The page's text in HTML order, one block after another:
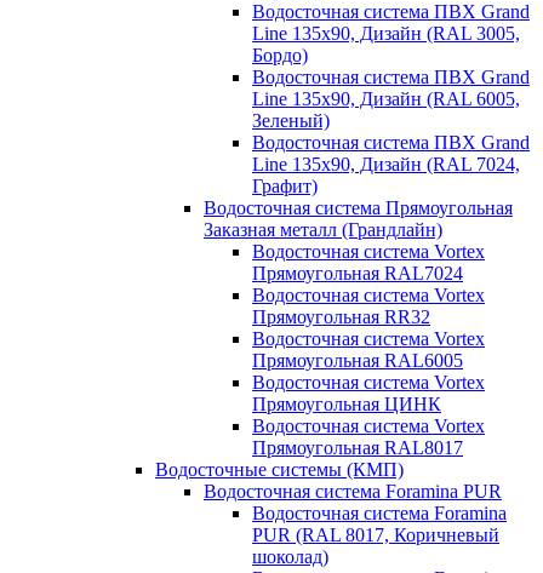
Водосточная система ПВХ Grand
Line 135х90, Дизайн (RAL 3005,
Бордо)
Водосточная система ПВХ Grand
Line 135х90, Дизайн (RAL 6005,
Зеленый)
Водосточная система ПВХ Grand
Line 135х90, Дизайн (RAL 7024,
Графит)
Водосточная система Прямоугольная
Заказная металл (Грандлайн)
Водосточная система Vortex
Прямоугольная RAL7024
Водосточная система Vortex
Прямоугольная RR32
Водосточная система Vortex
Прямоугольная RAL6005
Водосточная система Vortex
Прямоугольная ЦИНК
Водосточная система Vortex
Прямоугольная RAL8017
Водосточные системы (КМП)
Водосточная система Foramina PUR
Водосточная система Foramina
PUR (RAL 8017, Коричневый
шоколад)